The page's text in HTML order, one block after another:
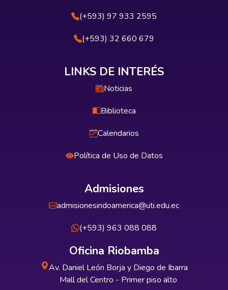
(+593) 97 933 2595
(+593) 32 660 679
LINKS DE INTERÉS
Noticias
Biblioteca
Calendarios
Política de Uso de Datos
Admisiones
admisionesindoamerica@uti.edu.ec
(+593) 963 088 088
Oficina Riobamba
Av. Daniel León Borja y Diego de Ibarra
Mall del Centro - Primer piso alto